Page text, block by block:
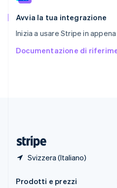
Avvia la tua integrazione
Inizia a usare Stripe in
Documentazione di
Svizzera (Italiano)
Slovenia
English Italiano
EspañolEnglish
English Español 简体中文
Prodotti e prezzi